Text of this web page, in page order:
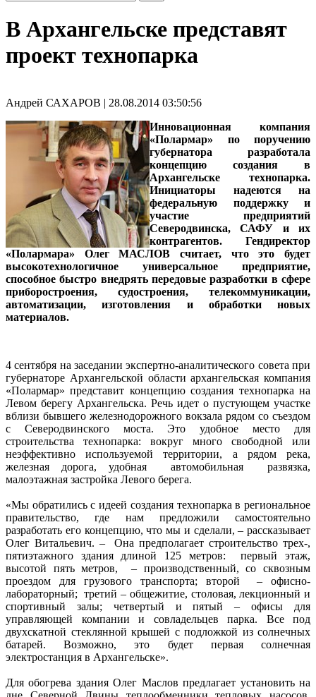
В Архангельске представят
проект технопарка
Андрей САХАРОВ | 28.08.2014 03:50:56
Инновационная компания
«Полармар» по поручению
губернатора разработала
концепцию создания в
Архангельске технопарка.
Инициаторы надеются на
федеральную поддержку и
участие предприятий
Северодвинска, САФУ и их
контрагентов.
Гендиректор
«Полармара» Олег МАСЛОВ считает, что это будет
высокотехнологичное универсальное предприятие,
способное быстро внедрять передовые разработки в сфере
приборостроения, судостроения, телекоммуникации,
автоматизации, изготовления и обработки новых
материалов.
4 сентября на заседании экспертно-аналитического совета при
губернаторе Архангельской области архангельская компания
«Полармар» представит концепцию создания технопарка на
Левом берегу Архангельска. Речь идет о пустующем участке
вблизи бывшего железнодорожного вокзала рядом со съездом
с Северодвинского моста. Это удобное место для
строительства технопарка: вокруг много свободной или
неэффективно используемой территории, а рядом река,
железная дорога, удобная автомобильная развязка,
малоэтажная застройка Левого берега.
«Мы обратились с идеей создания технопарка в региональное
правительство, где нам предложили самостоятельно
разработать его концепцию, что мы и сделали, – рассказывает
Олег Витальевич. – Она предполагает строительство трех-,
пятиэтажного здания длиной 125 метров: первый этаж,
высотой пять метров, – производственный, со сквозным
проездом для грузового транспорта; второй – офисно-
лабораторный; третий – общежитие, столовая, лекционный и
спортивный залы; четвертый и пятый – офисы для
управляющей компании и совладельцев парка. Все под
двухскатной стеклянной крышей с подложкой из солнечных
батарей. Возможно, это будет первая солнечная
электростанция в Архангельске».
Для обогрева здания Олег Маслов предлагает установить на